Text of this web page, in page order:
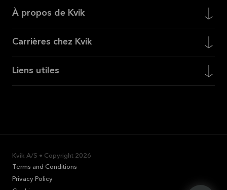
À propos de Kvik
Carrières chez Kvik
Liens utiles
Kvik A/S • Copyright 2026
Terms and Conditions
Privacy Policy